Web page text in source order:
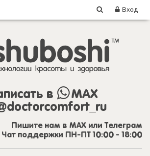
Вход
в
MAX
Пишите нам в MAX или Телеграм
Чат поддержки ПН-ПТ 10:00 - 18:00